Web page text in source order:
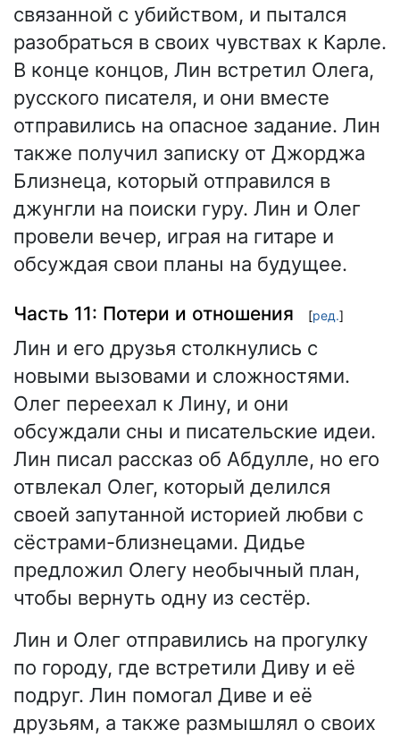
связанной с убийством, и пытался
разобраться в своих чувствах к Карле.
В конце концов, Лин встретил Олега,
русского писателя, и они вместе
отправились на опасное задание. Лин
также получил записку от Джорджа
Близнеца, который отправился в
джунгли на поиски гуру. Лин и Олег
провели вечер, играя на гитаре и
обсуждая свои планы на будущее.
Часть 11: Потери и отношения [ред.]
Лин и его друзья столкнулись с
новыми вызовами и сложностями.
Олег переехал к Лину, и они
обсуждали сны и писательские идеи.
Лин писал рассказ об Абдулле, но его
отвлекал Олег, который делился
своей запутанной историей любви с
сёстрами-близнецами. Дидье
предложил Олегу необычный план,
чтобы вернуть одну из сестёр.
Лин и Олег отправились на прогулку
по городу, где встретили Диву и её
подруг. Лин помогал Диве и её
друзьям, а также размышлял о своих